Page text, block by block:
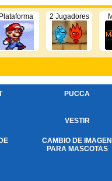
Plataforma 2 Jugadores
PUCCA
VESTIR
CAMBIO DE IMAGEN
PARA MASCOTAS